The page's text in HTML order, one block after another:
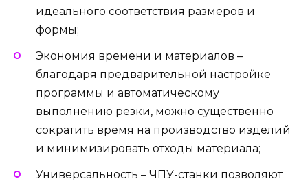
идеального соответствия размеров и
формы;
Экономия времени и материалов –
благодаря предварительной настройке
программы и автоматическому
выполнению резки, можно существенно
сократить время на производство изделий
и минимизировать отходы материала;
Универсальность – ЧПУ-станки позволяют